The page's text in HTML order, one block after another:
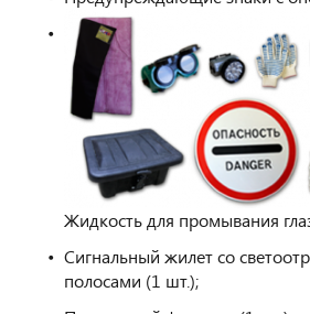
Жидкость для промывания
Сигнальный жилет со
полосами (1 шт.);